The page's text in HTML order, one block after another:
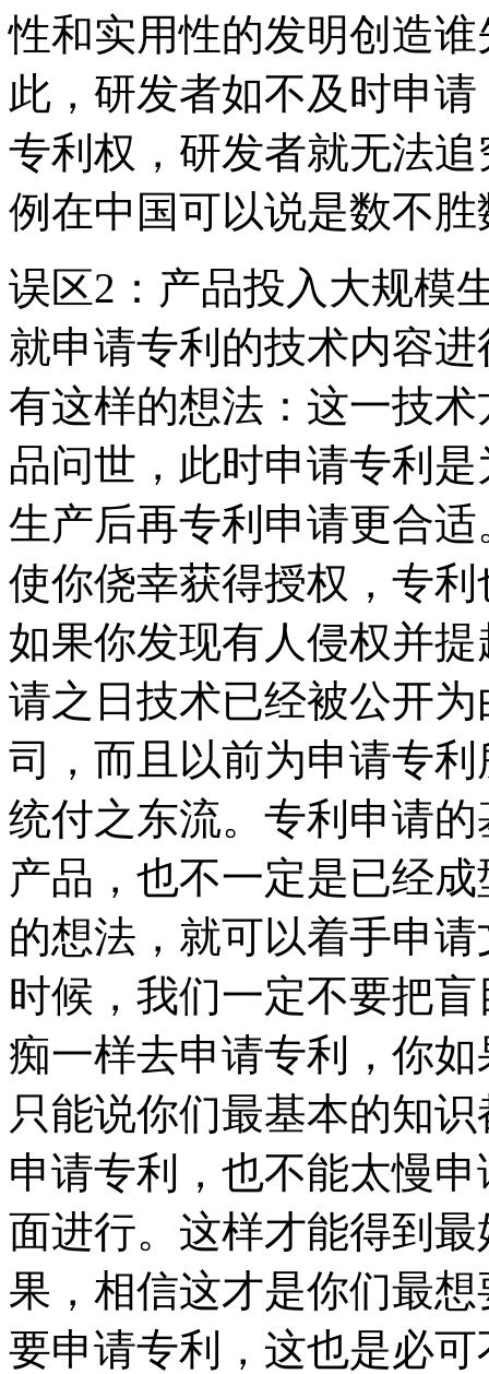
性和实用性的发明创造
此，研发者如不及时申
专利权，研发者就无法
例在中国可以说是数不胜
误区2：产品投入大规模
就申请专利的技术内容
有这样的想法：这一技
品问世，此时申请专利
生产后再专利申请更合
使你侥幸获得授权，专
如果你发现有人侵权并
请之日技术已经被公开
司，而且以前为申请专
统付之东流。专利申请
产品，也不一定是已经
的想法，就可以着手申
时候，我们一定不要把
痴一样去申请专利，你
只能说你们最基本的知
申请专利，也不能太慢
面进行。这样才能得到
果，相信这才是你们最
要申请专利，这也是必